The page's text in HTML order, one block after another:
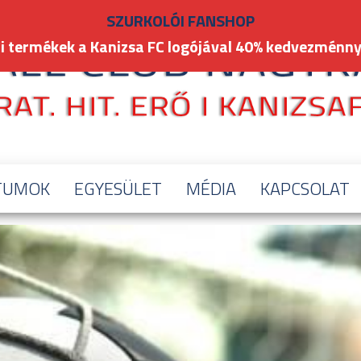
EGYESÜLET MÉDIA KAPCSOLAT
SZURKOLÓI FANSHOP
termékek a Kanizsa FC logójával 40%